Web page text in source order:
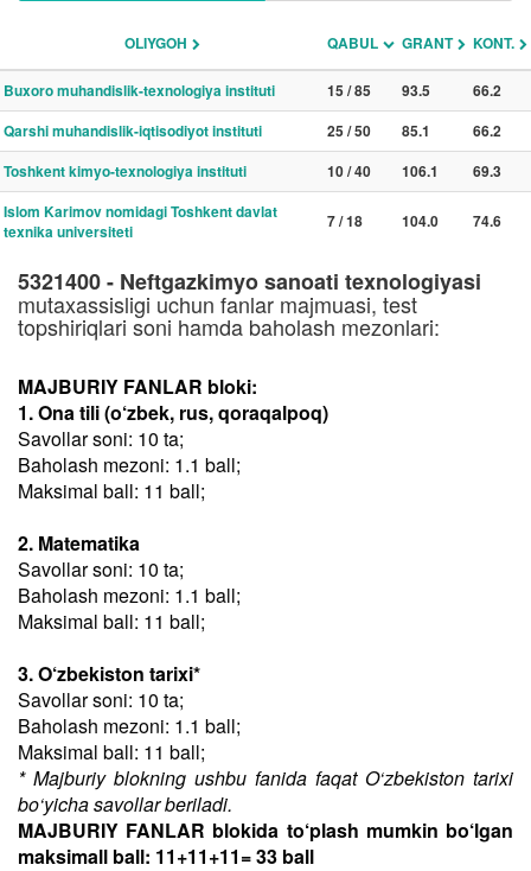
OLIYGOH QABUL GRANT KONT.
Buxoro muhandislik-texnologiya instituti 15 / 85 93.5
66.2
Qarshi muhandislik-iqtisodiyot instituti
25 / 50 85.1
66.2
Toshkent kimyo-texnologiya instituti
10 / 40 106.1
69.3
Islom Karimov nomidagi Toshkent davlat
texnika universiteti
7 / 18 104.0 74.6
5321400 - Neftgazkimyo sanoati texnologiyasi
mutaxassisligi uchun fanlar majmuasi, test
topshiriqlari soni hamda baholash mezonlari:
MAJBURIY FANLAR bloki:
1. Ona tili (o‘zbek, rus, qoraqalpoq)
Savollar soni: 10 ta;
Baholash mezoni: 1.1 ball;
Maksimal ball: 11 ball;
2. Matematika
Savollar soni: 10 ta;
Baholash mezoni: 1.1 ball;
Maksimal ball: 11 ball;
3. O‘zbekiston tarixi*
Savollar soni: 10 ta;
Baholash mezoni: 1.1 ball;
Maksimal ball: 11 ball;
* Majburiy blokning ushbu fanida faqat O‘zbekiston tarixi
bo‘yicha savollar beriladi.
MAJBURIY FANLAR blokida to‘plash mumkin bo‘lgan
maksimall ball: 11+11+11= 33 ball